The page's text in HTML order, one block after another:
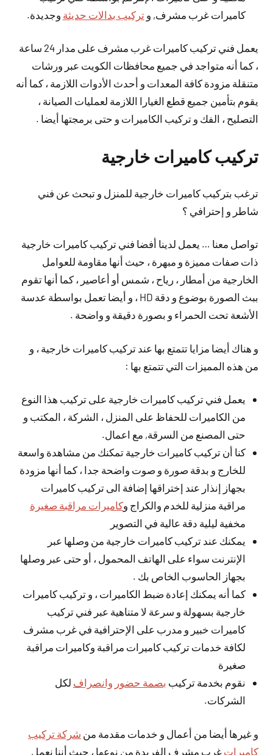
كاميرات غرب مشرف, وتركيب بدالات حديثة وجديدة.
يعمل فني تركيب كاميرات غرب مشرف على مدار 24 ساعة
، كما أنه متواجد في جميع محافظات الكويت عبر ورشات
متنقلة مزودة كافة المعدات و أحدث الأدوات اللازمة ، كما أنه
يقوم بتأمين جميع قطع الغيارا اللازمة لعمليات الصيانة ،
التصليح ، الفك و تركيب الكاميرات و حتى برمجتها أيضا .
تركيب كاميرات خارجية
ترغب بتركيب كاميرات خارجية للمنزل و تبحث عن فني
شاطر و إحترافي ؟
تواصل معنا … يعمل لدينا أفضا فني تركيب كاميرات خارجية
ذات صفات مميزة و مبهرة ، حيث أنها مقاومة للعوامل
الخارجية من أمطار ، رياح ، شمس أو أعاصير ، كما أنها تقوم
ببث الصورة بوضوع و دقة HD ، و أيضا تعمل بواسطة عدسة
الأشعة تحت الحمراء و بصورة دقيقة و واضحة .
و هناك أيضا مزايا تتمتع بها عند تركيب كاميرات خارجية ، و
من هذه المميزات التي تتمتع بها :
يعمل فني تركيب كاميرات خارجية على تركيب هذا النوع
من الكاميرات للحفاظ على المنزل ، الشركة ، المكتب و
حتى المصنع من السرقة, مع اعمال.
كنا أن تركيب كاميرات خارجية تمكنك من مشاهدة واسعة
للخارج و بدقة صورة و صوت واضحة جدا ، كما أنها مزودة
بجهاز إنذار عند إختراقها إضافة الى تركيب كاميرات
مراقبة منزلية للخدم والكراج وكاميرات مراقبة صغيرة
مخفية ليلية دقة عالية في التصوير
يمكنك عند تركيب كاميرات خارجية من وصلها عبر
الإنترنت سواء على الهاتف المحمول ، أو حتى عبر وصلها
بجهاز الحاسوب الخاص بك .
كما أنه يمكنك إعادة ضبط الكاميرات ، و تركيب كاميرات
خارجية بسهولة و سرعة لا متناهية عبر فني تركيب
كاميرات خبير و مدرب على الإحترافية في غرب مشرف
لكافة خدمات تركيب كاميرات مراقبة وكاميرات مراقبة
صغيرة
نقوم بخدمة تركيب بصمة حضور وانصراف لكل
الشركات.
و غيرها أيضا من أعمال و خدمات مقدمة من شركة تركيب
كاميرات غرب مشرف الفريدة من نوعها ، حيث أننا نعمل